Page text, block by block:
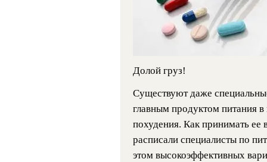
Долой груз!
Существуют даже
главным продуктом питания в
похудения. Как принимать ее
расписали специалисты по
этом высокоэффективных